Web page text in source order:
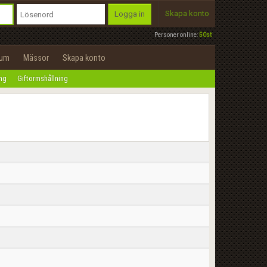
Personer online:50st
Logga in Skapa konto
Mässor Skapa konto
Giftormshållning